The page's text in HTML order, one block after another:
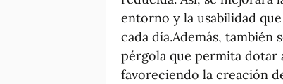
entorno y la usabilidad
cada día.Además, también
pérgola que permita dotar
favoreciendo la creación